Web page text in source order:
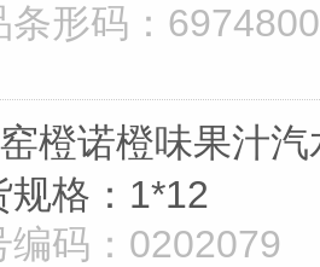
条形码：
橙诺橙味果汁
规格：1*12
编码：0202079